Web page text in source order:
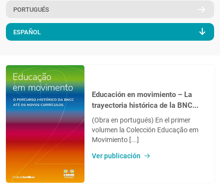
PT
PORTUGUÉS
ESPAÑOL
Educación en movimiento – La
trayectoria histórica de la BNC...
(Obra en portugués) En el primer
volumen la Colección Educação em
Movimiento [...]
Ver publicación